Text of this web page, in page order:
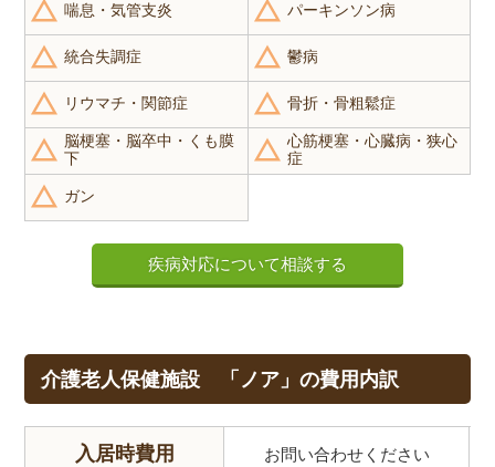
喘息・気管支炎 パーキンソン病
統合失調症 鬱病
リウマチ・関節症 骨折・骨粗鬆症
脳梗塞・脳卒中・くも膜
下
心筋梗塞・心臓病・狭心
症
ガン
疾病対応について相談する
介護老人保健施設 「ノア」の費用内訳
入居時費用 お問い合わせください